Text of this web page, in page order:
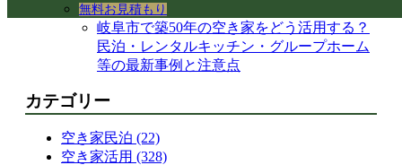
無料お見積もり
へ！新県庁での講習会参加レポート
岐阜市で築50年の空き家をどう活用する？
民泊・レンタルキッチン・グループホーム
等の最新事例と注意点
カテゴリー
空き家民泊 (22)
空き家活用 (328)